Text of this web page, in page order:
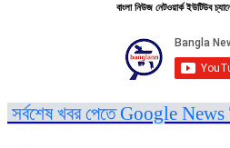
বাংলা নিউজ নেটওয়ার্ক ইউটিউব
সর্বশেষ খবর পেতে Google